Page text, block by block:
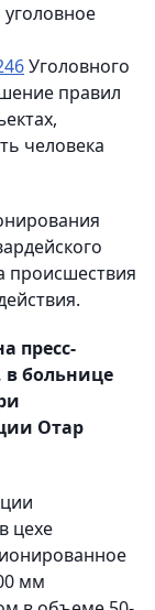
Уголовного
правил
человека
происшествия
пресс-
больнице
Отар
цехе
мм